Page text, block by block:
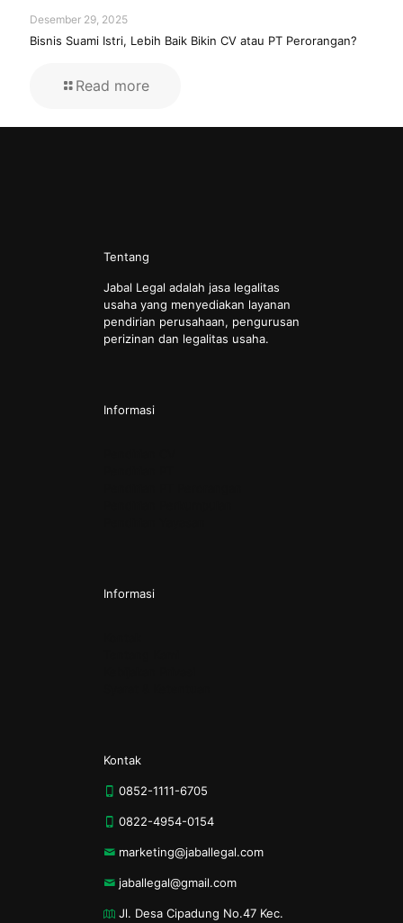
Desember 29, 2025
Bisnis Suami Istri, Lebih Baik Bikin CV atau PT Perorangan?
Read more
Tentang
Jabal Legal adalah jasa legalitas
usaha yang menyediakan layanan
pendirian perusahaan, pengurusan
perizinan dan legalitas usaha.
Informasi
Informasi
Kontak
0852-1111-6705
0822-4954-0154
marketing@jaballegal.com
jaballegal@gmail.com
Jl. Desa Cipadung No.47 Kec.